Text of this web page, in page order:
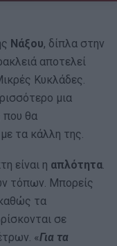
Νάξου, δίπλα στην
αποτελεί
Κυκλάδες.
μια
που θα
τα κάλλη της.
είναι η απλότητα.
τόπων. Μπορείς
τα
σε
«Για τα